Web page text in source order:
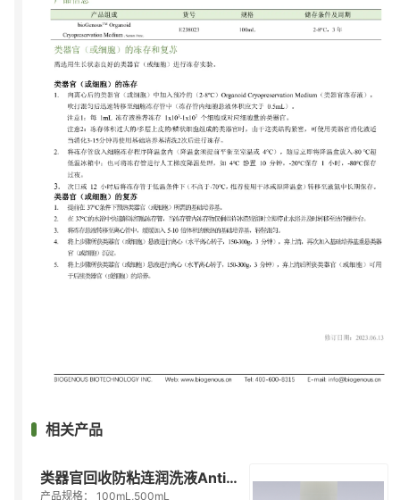
相关产品
类器官回收防粘连润洗液Anti-Adherence Rinsing Solution（E238002）
产品规格：
100mL,500mL